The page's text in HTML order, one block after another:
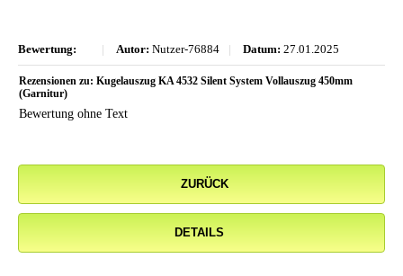
Bewertung: | Autor: Nutzer-76884 | Datum: 27.01.2025
Rezensionen zu: Kugelauszug KA 4532 Silent System Vollauszug 450mm
(Garnitur)
Bewertung ohne Text
ZURÜCK
DETAILS